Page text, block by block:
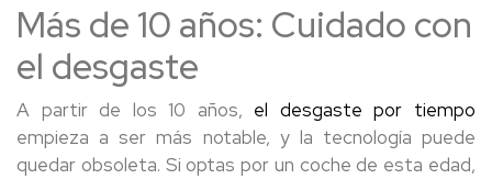
Más de 10 años: Cuidado con
el desgaste
A partir de los 10 años, el desgaste por tiempo
empieza a ser más notable, y la tecnología puede
quedar obsoleta. Si optas por un coche de esta edad,